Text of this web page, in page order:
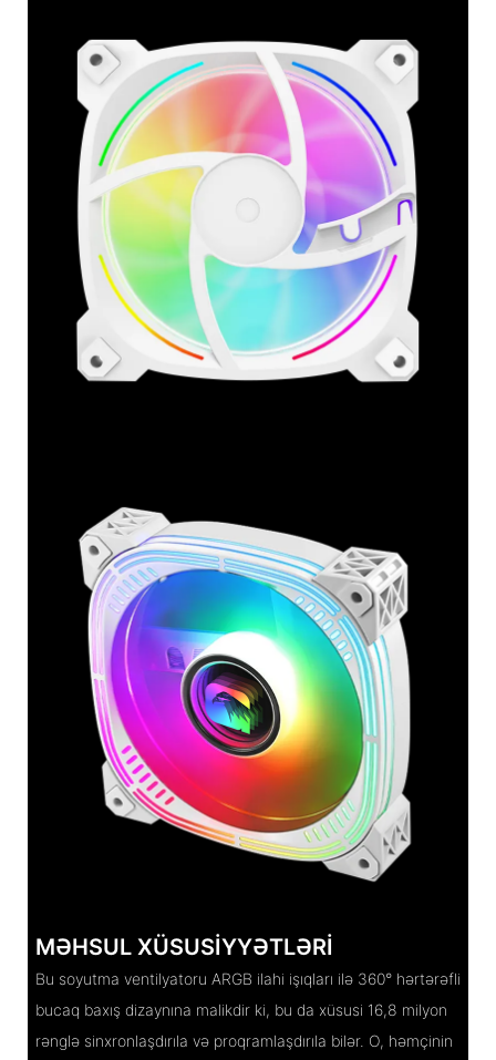
MƏHSUL XÜSUSIYYƏTLƏRI
Bu soyutma ventilyatoru ARGB ilahi işıqları ilə 360° hərtərəfli
bucaq baxış dizaynına malikdir ki, bu da xüsusi 16,8 milyon
rənglə sinxronlaşdırıla və proqramlaşdırıla bilər. O, həmçinin